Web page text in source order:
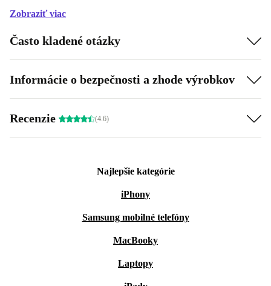
Zobraziť viac
Často kladené otázky
Informácie o bezpečnosti a zhode výrobkov
Recenzie (4.6)
Najlepšie kategórie
iPhony
Samsung mobilné telefóny
MacBooky
Laptopy